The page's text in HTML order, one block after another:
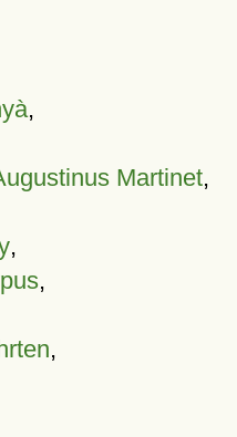
,
Martinet,
,
,
,